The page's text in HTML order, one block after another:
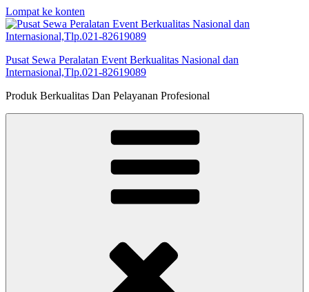
Lompat ke konten
Pusat Sewa Peralatan Event Berkualitas Nasional dan
Internasional,Tlp.021-82619089
Produk Berkualitas Dan Pelayanan Profesional